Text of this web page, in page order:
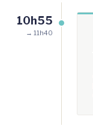
10h55
→ 11h40